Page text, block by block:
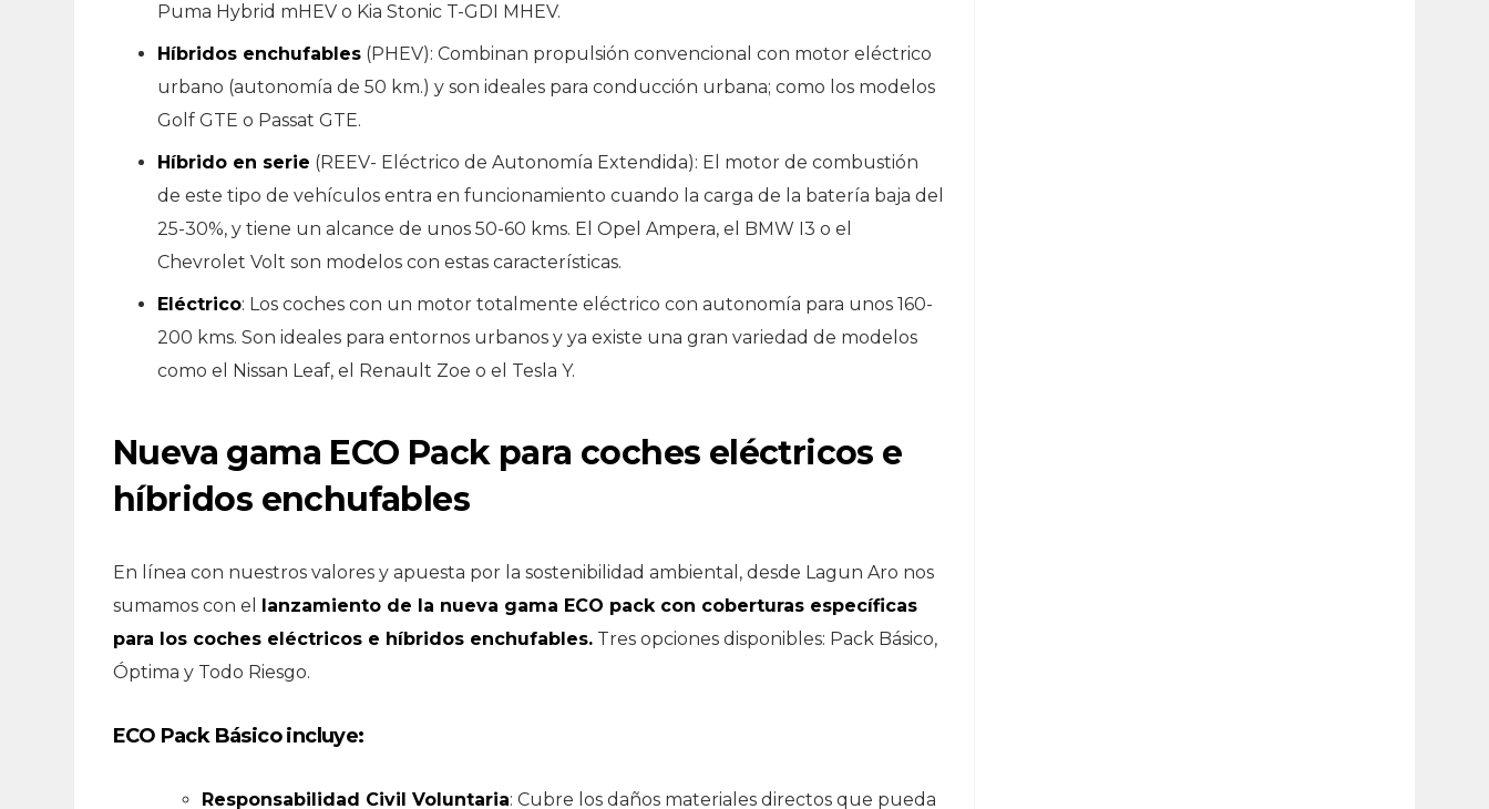
Puma Hybrid mHEV o Kia Stonic T-GDI MHEV.
Híbridos enchufables (PHEV): Combinan propulsión convencional con motor eléctrico
urbano (autonomía de 50 km.) y son ideales para conducción urbana; como los modelos
Golf GTE o Passat GTE.
Híbrido en serie (REEV- Eléctrico de Autonomía Extendida): El motor de combustión
de este tipo de vehículos entra en funcionamiento cuando la carga de la batería baja del
25-30%, y tiene un alcance de unos 50-60 kms. El Opel Ampera, el BMW I3 o el
Chevrolet Volt son modelos con estas características.
Eléctrico: Los coches con un motor totalmente eléctrico con autonomía para unos 160-
200 kms. Son ideales para entornos urbanos y ya existe una gran variedad de modelos
como el Nissan Leaf, el Renault Zoe o el Tesla Y.
Nueva gama ECO Pack para coches eléctricos e
híbridos enchufables
En línea con nuestros valores y apuesta por la sostenibilidad ambiental, desde Lagun Aro nos
sumamos con el lanzamiento de la nueva gama ECO pack con coberturas específicas
para los coches eléctricos e híbridos enchufables. Tres opciones disponibles: Pack Básico,
Óptima y Todo Riesgo.
ECO Pack Básicoincluye:
Responsabilidad Civil Voluntaria: Cubre los daños materiales directos que pueda